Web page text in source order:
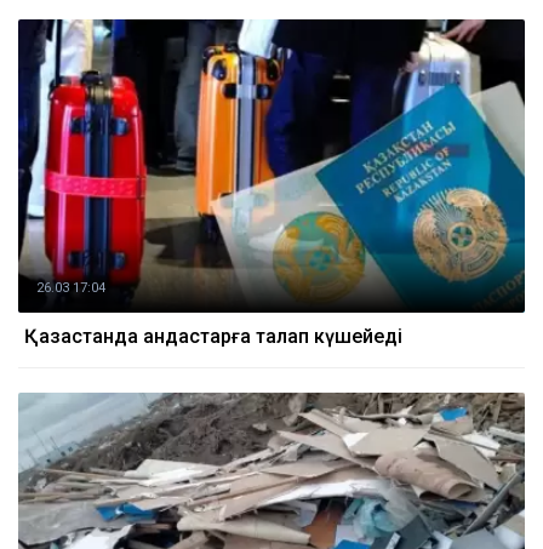
26.03 17:04
Қазақстанда қандастарға талап күшейеді